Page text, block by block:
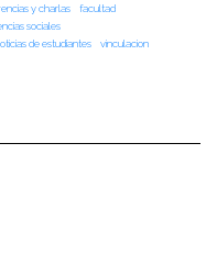
y charlas
facultad
sociales
de estudiantes
vinculacion